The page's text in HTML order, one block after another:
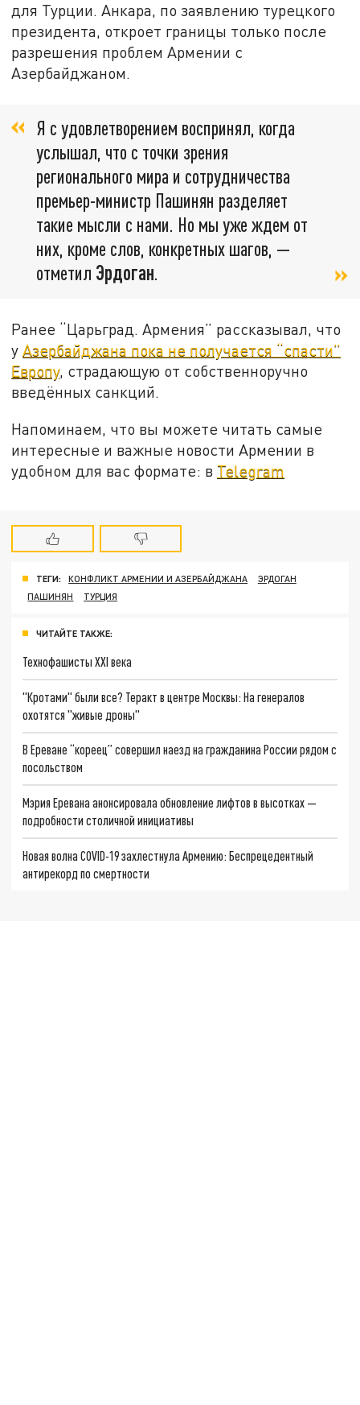
для Турции. Анкара, по заявлению турецкого
президента, откроет границы только после
разрешения проблем Армении с
Азербайджаном.
Я с удовлетворением воспринял, когда
услышал, что с точки зрения
регионального мира и сотрудничества
премьер-министр Пашинян разделяет
такие мысли с нами. Но мы уже ждем от
них, кроме слов, конкретных шагов, —
отметил Эрдоган.
Ранее “Царьград. Армения” рассказывал, что
уАзербайджана пока не получается “спасти”
Европу, страдающую от собственноручно
введённых санкций.
Напоминаем, что вы можете читать самые
интересные и важные новости Армении в
удобном для вас формате: в Telegram
ТЕГИ: КОНФЛИКТ АРМЕНИИ И АЗЕРБАЙДЖАНА
ЭРДОГАН
ПАШИНЯН
ТУРЦИЯ
ЧИТАЙТЕ ТАКЖЕ:
Технофашисты XXI века
"Кротами" были все? Теракт в центре Москвы: На генералов
охотятся "живые дроны"
В Ереване “кореец” совершил наезд на гражданина России рядом с
посольством
Мэрия Еревана анонсировала обновление лифтов в высотках —
подробности столичной инициативы
Новая волна COVID-19 захлестнула Армению: Беспрецедентный
антирекорд по смертности